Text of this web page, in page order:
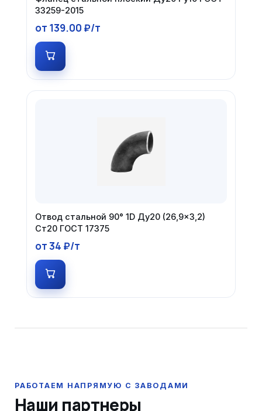
33259-2015
от 139.00 ₽/т
Отвод стальной 90° 1D Ду20 (26,9×3,2)
Ст20 ГОСТ 17375
от 34 ₽/т
Наши партнеры